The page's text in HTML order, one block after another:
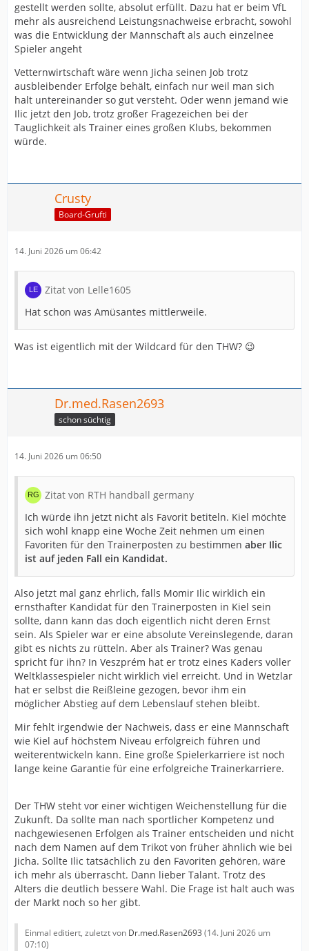
gestellt werden sollte, absolut erfüllt. Dazu hat er beim VfL
mehr als ausreichend Leistungsnachweise erbracht, sowohl
was die Entwicklung der Mannschaft als auch einzelnee
Spieler angeht
Vetternwirtschaft wäre wenn Jicha seinen Job trotz
ausbleibender Erfolge behält, einfach nur weil man sich
halt untereinander so gut versteht. Oder wenn jemand wie
Ilic jetzt den Job, trotz großer Fragezeichen bei der
Tauglichkeit als Trainer eines großen Klubs, bekommen
würde.
Crusty
Board-Grufti
14. Juni 2026 um 06:42
Zitat von Lelle1605
Hat schon was Amüsantes mittlerweile.
Was ist eigentlich mit der Wildcard für den THW? 😉
Dr.med.Rasen2693
schon süchtig
14. Juni 2026 um 06:50
Zitat von RTH handball germany
Ich würde ihn jetzt nicht als Favorit betiteln. Kiel möchte
sich wohl knapp eine Woche Zeit nehmen um einen
Favoriten für den Trainerposten zu bestimmen aber Ilic
ist auf jeden Fall ein Kandidat.
Also jetzt mal ganz ehrlich, falls Momir Ilic wirklich ein
ernsthafter Kandidat für den Trainerposten in Kiel sein
sollte, dann kann das doch eigentlich nicht deren Ernst
sein. Als Spieler war er eine absolute Vereinslegende, daran
gibt es nichts zu rütteln. Aber als Trainer? Was genau
spricht für ihn? In Veszprém hat er trotz eines Kaders voller
Weltklassespieler nicht wirklich viel erreicht. Und in Wetzlar
hat er selbst die Reißleine gezogen, bevor ihm ein
möglicher Abstieg auf dem Lebenslauf stehen bleibt.
Mir fehlt irgendwie der Nachweis, dass er eine Mannschaft
wie Kiel auf höchstem Niveau erfolgreich führen und
weiterentwickeln kann. Eine große Spielerkarriere ist noch
lange keine Garantie für eine erfolgreiche Trainerkarriere.
Der THW steht vor einer wichtigen Weichenstellung für die
Zukunft. Da sollte man nach sportlicher Kompetenz und
nachgewiesenen Erfolgen als Trainer entscheiden und nicht
nach dem Namen auf dem Trikot von früher ähnlich wie bei
Jicha. Sollte Ilic tatsächlich zu den Favoriten gehören, wäre
ich mehr als überrascht. Dann lieber Talant. Trotz des
Alters die deutlich bessere Wahl. Die Frage ist halt auch was
der Markt noch so her gibt.
Einmal editiert, zuletzt von Dr.med.Rasen2693 (14. Juni 2026 um
07:10)